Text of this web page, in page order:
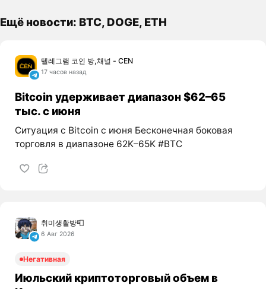
Ещё новости: BTC, DOGE, ETH
텔레그램 코인 방,채널 - CEN
17 часов назад
Bitcoin удерживает диапазон $62–65
тыс. с июня
Ситуация с Bitcoin с июня Бесконечная боковая
торговля в диапазоне 62K–65K #BTC
취미생활방📮
6 Авг 2026
Негативная
Июльский криптоторговый объем в